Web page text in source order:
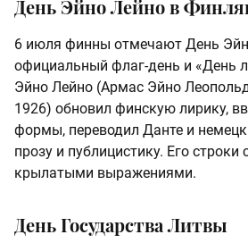
День Эйно Лейно в
6 июля финны отмечают День
официальный флаг-день и «День
Эйно Лейно (Армас Эйно
1926) обновил финскую лирику,
формы, переводил Данте и
прозу и публицистику. Его строки
крылатыми выражениями.
День Государства Литвы